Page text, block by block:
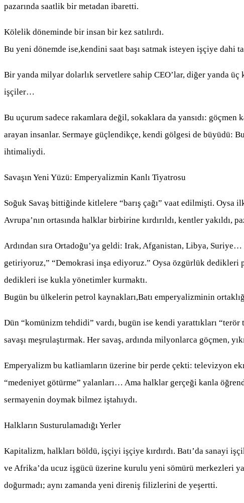
pazarında saatlik bir metadan ibaretti.
Kölelik döneminde bir insan bir kez satılırdı.
Bu yeni dönemde ise,kendini saat başı satmak isteyen işçiye dahi
Bir yanda milyar dolarlık servetlere sahip CEO’lar, diğer yanda üç
işçiler…
Bu uçurum sadece rakamlara değil, sokaklara da yansıdı:
arayan insanlar. Sermaye güçlendikçe, kendi gölgesi de büyüdü:
ihtimaliydi.
Savaşın Yeni Yüzü: Emperyalizmin Kanlı Tiyatrosu
Soğuk Savaş bittiğinde kitlelere “barış çağı” vaat edilmişti. Oysa
Avrupa’nın ortasında halklar birbirine kırdırıldı, kentler yakıldı,
Ardından sıra Ortadoğu’ya geldi: Irak, Afganistan, Libya,
getiriyoruz,” “Demokrasi inşa ediyoruz.” Oysa özgürlük dedikleri
dedikleri ise kukla yönetimler kurmaktı.
Bugün bu ülkelerin petrol kaynakları,Batı emperyalizminin
Dün “komünizm tehdidi” vardı, bugün ise kendi yarattıkları
savaşı meşrulaştırmak. Her savaş, ardında milyonlarca göçmen,
Emperyalizm bu katliamların üzerine bir perde çekti: televizyon
“medeniyet götürme” yalanları… Ama halklar gerçeği kanla
sermayenin doymak bilmez iştahıydı.
Halkların Susturulamadığı Yerler
Kapitalizm, halkları böldü, işçiyi işçiye kırdırdı. Batı’da sanayi
ve Afrika’da ucuz işgücü üzerine kurulu yeni sömürü merkezleri
doğurmadı; aynı zamanda yeni direniş filizlerini de yeşertti.